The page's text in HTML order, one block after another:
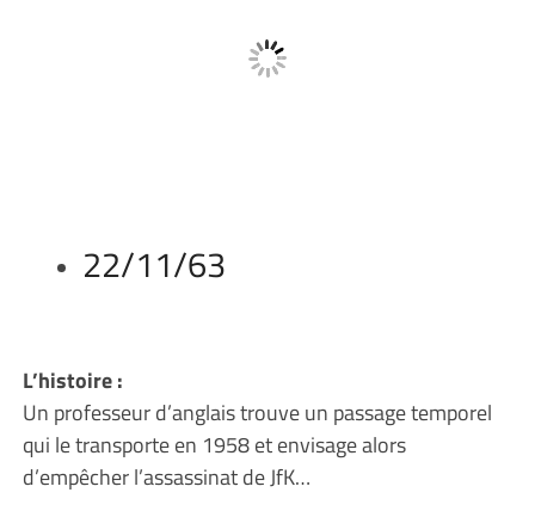
22/11/63
L’histoire :
Un professeur d’anglais trouve un passage temporel
qui le transporte en 1958 et envisage alors
d’empêcher l’assassinat de JfK…